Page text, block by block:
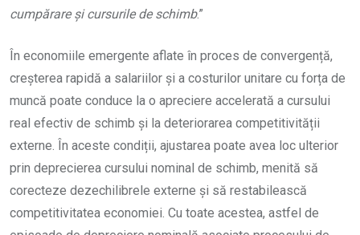
cumpărare și cursurile de schimb.”
În economiile emergente aflate în proces de convergență,
creșterea rapidă a salariilor și a costurilor unitare cu forța de
muncă poate conduce la o apreciere accelerată a cursului
real efectiv de schimb și la deteriorarea competitivității
externe. În aceste condiții, ajustarea poate avea loc ulterior
prin deprecierea cursului nominal de schimb, menită să
corecteze dezechilibrele externe și să restabilească
competitivitatea economiei. Cu toate acestea, astfel de